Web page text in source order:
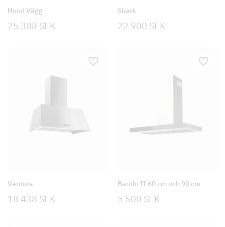
Hood Vägg
25 388 SEK
Shark
22 900 SEK
Ventura
18 438 SEK
Barolo II 60 cm och 90 cm
5 500 SEK